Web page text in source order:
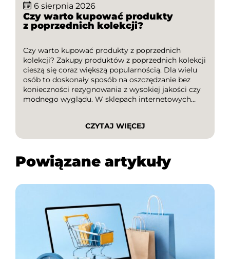
6 sierpnia 2026
Czy warto kupować produkty
z poprzednich kolekcji?
Czy warto kupować produkty z poprzednich
kolekcji? Zakupy produktów z poprzednich kolekcji
cieszą się coraz większą popularnością. Dla wielu
osób to doskonały sposób na oszczędzanie bez
konieczności rezygnowania z wysokiej jakości czy
modnego wyglądu. W sklepach internetowych
znaleźć atrakcyjne okazje. Dodatkową korzyścią są
kody rabatowe i kody promocyjne, które pozwalają
CZYTAJ WIĘCEJ
Powiązane artykuły